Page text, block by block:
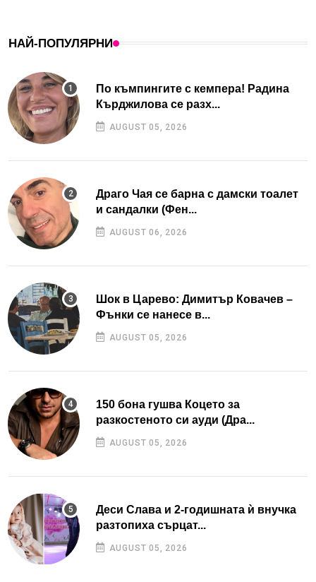
НАЙ-ПОПУЛЯРНИ
По къмпингите с кемпера! Радина
Кърджилова се разх...
AUGUST 05, 2026
Драго Чая се барна с дамски тоалет
и сандалки (Фен...
AUGUST 06, 2026
Шок в Царево: Димитър Ковачев –
Фънки се нанесе в...
AUGUST 05, 2026
150 бона гушва Коцето за
разкостеното си ауди (Дра...
AUGUST 05, 2026
Деси Слава и 2-годишната ѝ внучка
разтопиха сърцат...
AUGUST 05, 2026